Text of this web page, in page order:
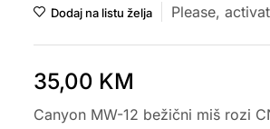
Dodaj na listu želja Please,
35,00 KM
Canyon MW-12 bežični miš rozi